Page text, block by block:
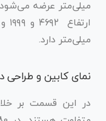
میلی‌متر دارد.
نمای کابین و طراحی
در این قسمت بر